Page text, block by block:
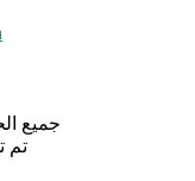
جميع
تم